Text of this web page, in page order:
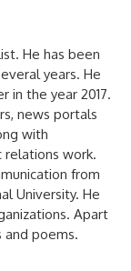
He has been
years. He
in the year 2017.
news portals
with
relations work.
from
University. He
Apart
and poems.